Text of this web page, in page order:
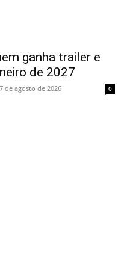
ganha trailer e
de 2027
7 de agosto de 2026 0